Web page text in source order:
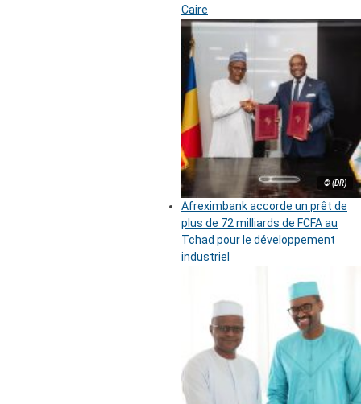
Caire
© (DR)
Afreximbank accorde un prêt de
plus de 72 milliards de FCFA au
Tchad pour le développement
industriel